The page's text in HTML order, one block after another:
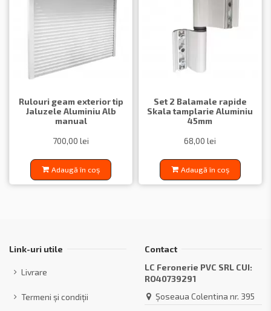
Rulouri geam exterior tip
Jaluzele Aluminiu Alb
manual
700,00 lei
Adaugă în coș
Set 2 Balamale rapide
Skala tamplarie Aluminiu
45mm
68,00 lei
Adaugă în coș
Link-uri utile
Livrare
Termeni și condiții
Contact
LC Feronerie PVC SRL CUI:
RO40739291
Șoseaua Colentina nr. 395